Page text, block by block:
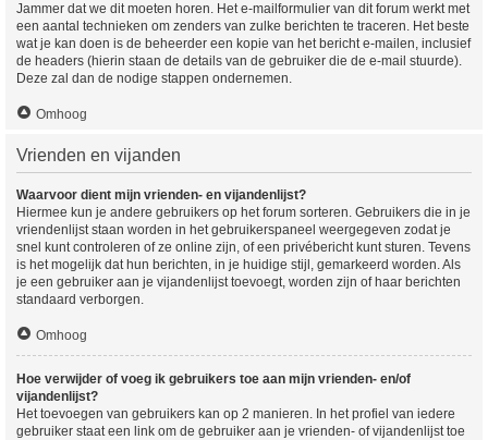
Jammer dat we dit moeten horen. Het e-mailformulier van dit forum werkt met
een aantal technieken om zenders van zulke berichten te traceren. Het beste
wat je kan doen is de beheerder een kopie van het bericht e-mailen, inclusief
de headers (hierin staan de details van de gebruiker die de e-mail stuurde).
Deze zal dan de nodige stappen ondernemen.
Omhoog
Vrienden en vijanden
Waarvoor dient mijn vrienden- en vijandenlijst?
Hiermee kun je andere gebruikers op het forum sorteren. Gebruikers die in je
vriendenlijst staan worden in het gebruikerspaneel weergegeven zodat je
snel kunt controleren of ze online zijn, of een privébericht kunt sturen. Tevens
is het mogelijk dat hun berichten, in je huidige stijl, gemarkeerd worden. Als
je een gebruiker aan je vijandenlijst toevoegt, worden zijn of haar berichten
standaard verborgen.
Omhoog
Hoe verwijder of voeg ik gebruikers toe aan mijn vrienden- en/of
vijandenlijst?
Het toevoegen van gebruikers kan op 2 manieren. In het profiel van iedere
gebruiker staat een link om de gebruiker aan je vrienden- of vijandenlijst toe